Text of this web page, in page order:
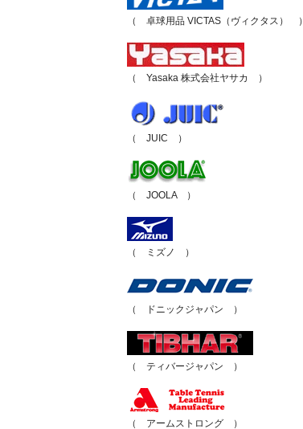
（ 卓球用品 VICTAS（ヴィクタス） ）
（ Yasaka 株式会社ヤサカ ）
（ JUIC ）
（ JOOLA ）
（ ミズノ ）
（ ドニックジャパン ）
（ ティバージャパン ）
（ アームストロング ）